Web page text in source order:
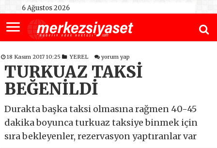
6 Ağustos 2026
18 Kasım 2017 10:25 YEREL yorum yap
TURKUAZ TAKSİ
BEĞENİLDİ
Durakta başka taksi olmasına rağmen 40-45
dakika boyunca turkuaz taksiye binmek için
sıra bekleyenler, rezervasyon yaptıranlar var